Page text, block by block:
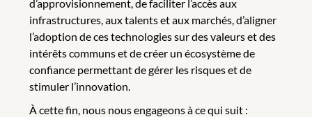
d’approvisionnement, de faciliter l’accès aux
infrastructures, aux talents et aux marchés, d’aligner
l’adoption de ces technologies sur des valeurs et des
intérêts communs et de créer un écosystème de
confiance permettant de gérer les risques et de
stimuler l’innovation.
À cette fin, nous nous engageons à ce qui suit :